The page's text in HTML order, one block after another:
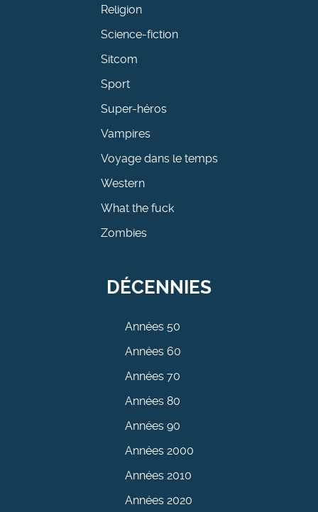
Religion
Science-fiction
Sitcom
Sport
Super-héros
Vampires
Voyage dans le temps
Western
What the fuck
Zombies
DÉCENNIES
Années 50
Années 60
Années 70
Années 80
Années 90
Années 2000
Années 2010
Années 2020